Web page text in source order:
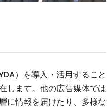
）を導入・活用すること
します。他の広告媒体では
に情報を届けたり、多様な